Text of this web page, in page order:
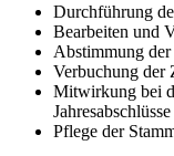
Durchführung
Bearbeiten und
Abstimmung
Verbuchung der
Mitwirkung bei
Jahresabschlüsse
Pflege der